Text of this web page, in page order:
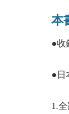
本
●收
●日
1.